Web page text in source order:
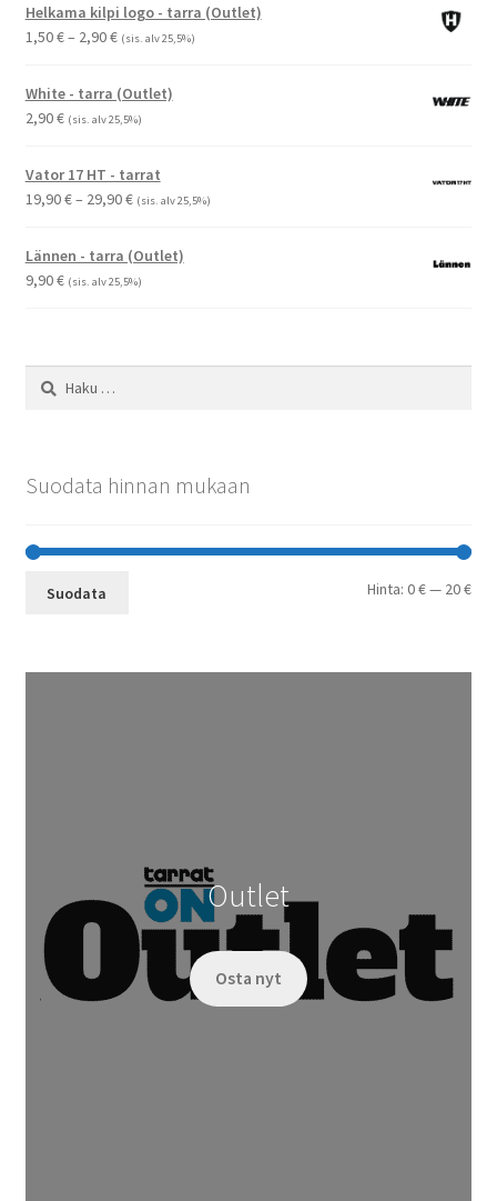
Helkama kilpi logo - tarra (Outlet)
1,50€– 2,90€Hintaluokka:
-
2,90 €
(sis. alv 25,5%)
White - tarra (Outlet)
2,90€ (sis. alv 25,5%)
Vator 17 HT - tarrat
19,90€– 29,90€Hintaluokka:
-
29,90 €
(sis. alv 25,5%)
Lännen - tarra (Outlet)
9,90€ (sis. alv 25,5%)
Haku:
Suodata hinnan mukaan
Suodata Hinta:0 €— 20 €
Outlet
Osta nyt